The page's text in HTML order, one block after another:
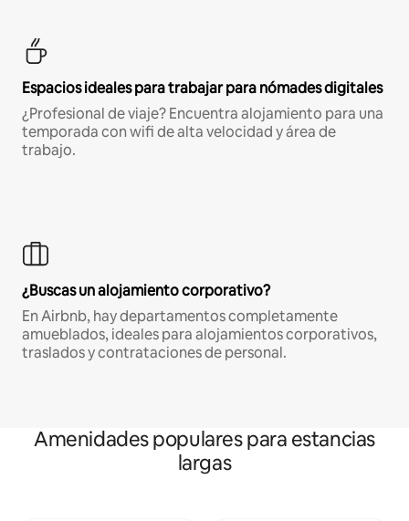
Espacios ideales para trabajar para nómades digitales
¿Profesional de viaje? Encuentra alojamiento para una
temporada con wifi de alta velocidad y área de
trabajo.
¿Buscas un alojamiento corporativo?
En Airbnb, hay departamentos completamente
amueblados, ideales para alojamientos corporativos,
traslados y contrataciones de personal.
Amenidades populares para estancias
largas